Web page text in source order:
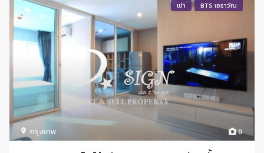
8
กรุงเทพ
เช่า BTS เอราวัณ